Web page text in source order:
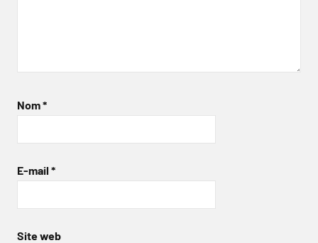
Nom*
E-mail *
Site web